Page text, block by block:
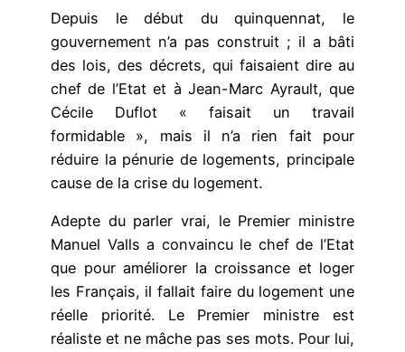
Depuis le début du quinquennat, le
gouvernement n’a pas construit ; il a bâti
des lois, des décrets, qui faisaient dire au
chef de l’Etat et à Jean-Marc Ayrault, que
Cécile Duflot « faisait un travail
formidable », mais il n’a rien fait pour
réduire la pénurie de logements, principale
cause de la crise du logement.
Adepte du parler vrai, le Premier ministre
Manuel Valls a convaincu le chef de l’Etat
que pour améliorer la croissance et loger
les Français, il fallait faire du logement une
réelle priorité. Le Premier ministre est
réaliste et ne mâche pas ses mots. Pour lui,